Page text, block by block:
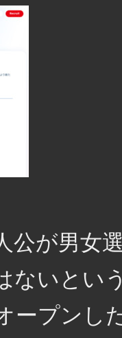
公が男女
ないとい
ープンし